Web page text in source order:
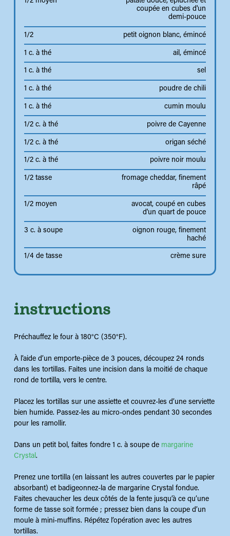
coupée en cubes d'un
demi-pouce
1/2 petit oignon blanc, émincé
1 c. à thé ail, émincé
1 c. à thé sel
1 c. à thé poudre de chili
1 c. à thé cumin moulu
1/2 c. à thé poivre de Cayenne
1/2 c. à thé origan séché
1/2 c. à thé poivre noir moulu
1/2 tasse
fromage cheddar, finement
râpé
1/2 moyen
avocat, coupé en cubes
d'un quart de pouce
3 c. à soupe
oignon rouge, finement
haché
1/4 de tasse crème sure
instructions
Préchauffez le four à 180°C (350°F).
À l’aide d’un emporte-pièce de 3 pouces, découpez 24 ronds
dans les tortillas. Faites une incision dans la moitié de chaque
rond de tortilla, vers le centre.
Placez les tortillas sur une assiette et couvrez-les d’une serviette
bien humide. Passez-les au micro-ondes pendant 30 secondes
pour les ramollir.
Dans un petit bol, faites fondre 1 c. à soupe de margarine
Crystal .
Prenez une tortilla (en laissant les autres couvertes par le papier
absorbant) et badigeonnez-la de margarine Crystal fondue.
Faites chevaucher les deux côtés de la fente jusqu’à ce qu’une
forme de tasse soit formée ; pressez bien dans la coupe d’un
moule à mini-muffins. Répétez l’opération avec les autres
tortillas.